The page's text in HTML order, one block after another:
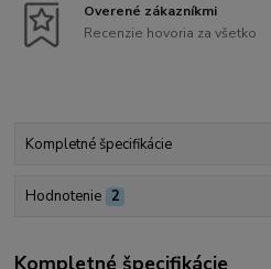
Overené zákazníkmi
Recenzie hovoria za všetko
Kompletné špecifikácie
Hodnotenie 2
Kompletné špecifikácie